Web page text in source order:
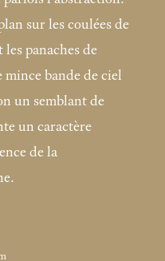
sur les coulées de
les panaches de
mince bande de ciel
un semblant de
un caractère
de la